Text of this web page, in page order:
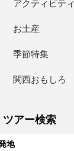
アクティビティ
お土産
季節特集
関西おもしろ
ツアー検索
地